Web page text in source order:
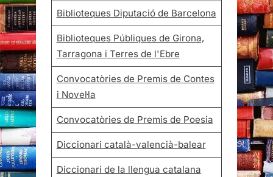
Biblioteques Diputació de Barcelona
Biblioteques Públiques de Girona,
Tarragona i Terres de l'Ebre
Convocatòries de Premis de Contes
i Novel·la
Convocatòries de Premis de Poesia
Diccionari català-valencià-balear
Diccionari de la llengua catalana